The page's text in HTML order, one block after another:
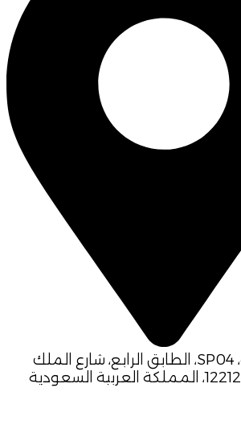
برج الفيصلية، SP04، الطابق الرابع، شارع الملك